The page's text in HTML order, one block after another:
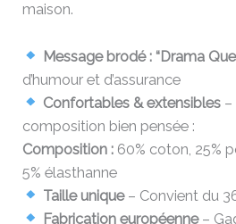
maison.
Message brodé : “Drama
d’humour et d’assurance
Confortables & extensibles–
composition bien pensée :
Composition : 60% coton, 25%
5% élasthanne
Taille unique– Convient du
Fabrication européenne–